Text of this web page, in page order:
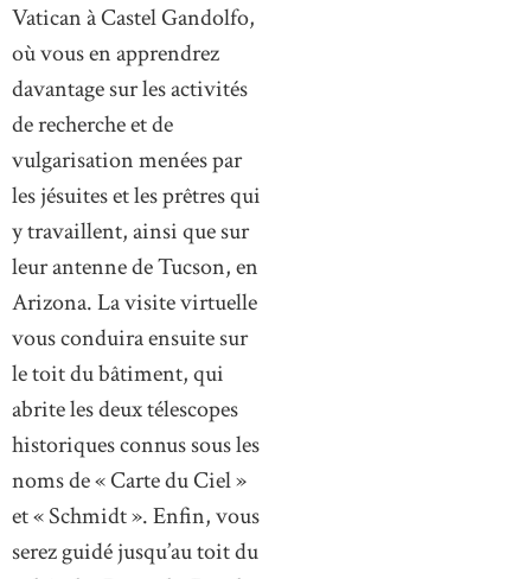
Vatican à Castel Gandolfo,
où vous en apprendrez
davantage sur les activités
de recherche et de
vulgarisation menées par
les jésuites et les prêtres qui
y travaillent, ainsi que sur
leur antenne de Tucson, en
Arizona. La visite virtuelle
vous conduira ensuite sur
le toit du bâtiment, qui
abrite les deux télescopes
historiques connus sous les
noms de « Carte du Ciel »
et « Schmidt ». Enfin, vous
serez guidé jusqu’au toit du